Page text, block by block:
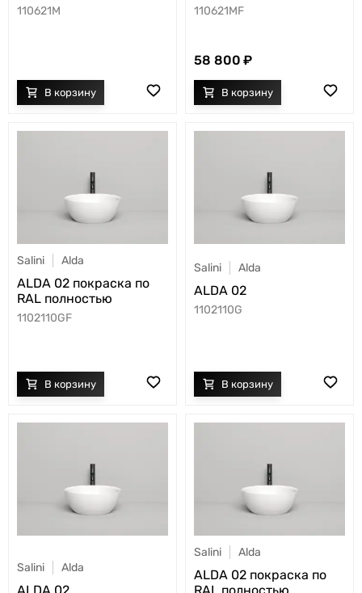
110621M 110621MF
58 800
Salini Alda
ALDA 02 покраска по
RAL полностью
1102110GF
Salini Alda
ALDA 02
1102110G
Salini Alda
Salini Alda
ALDA 02 покраска по